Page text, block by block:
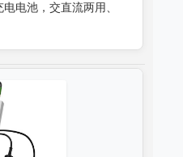
电池，交直流两用、